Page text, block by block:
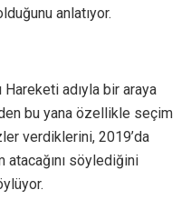
anlatıyor.
Hareketi adıyla bir araya
bu yana özellikle seçim
verdiklerini, 2019’da
atacağını söylediğini